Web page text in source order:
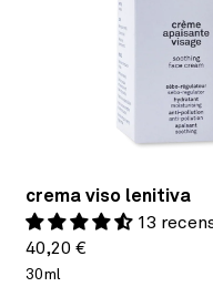
crema viso lenitiva
13
Prezzo
di
40,20 €
PREZZO
UNITARIO
/
30ml